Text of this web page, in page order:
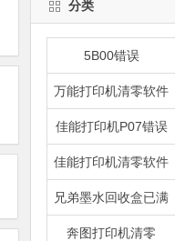
分类
5B00错误
万能打印机清零软件
佳能打印机P07错误
佳能打印机清零软件
兄弟墨水回收盒已满
奔图打印机清零